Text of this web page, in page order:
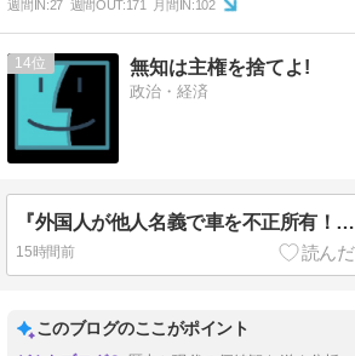
週間IN:27 週間OUT:171 月間IN:102
14 無知は主権を捨てよ!
政治・経済
『外国人が他人名義で車を不正所有！外国人犯罪者は国外追放すべき！辺野古高校生死亡事故！』に対する意見
15時間前
このブログのここがポイント